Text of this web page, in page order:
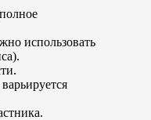
использовать